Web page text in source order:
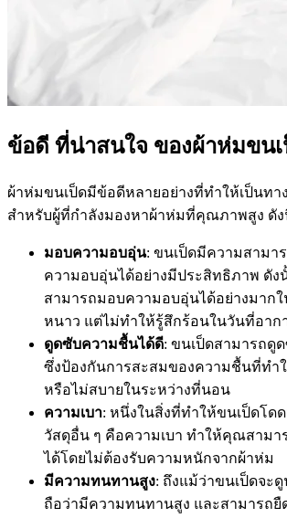
ข้อดี ที่น่าสนใจ ของผ้าห่มขน
ผ้าห่มขนเป็ดมีข้อดีหลายอย่างที่ทำให้เป็นทา
สำหรับผู้ที่กำลังมองหาผ้าห่มที่คุณภาพสูง ดั
มอบความอบอุ่น: ขนเป็ดมีความสามา
ความอบอุ่นได้อย่างมีประสิทธิภาพ ดัง
สามารถมอบความอบอุ่นได้อย่างมาก
หนาว แต่ไม่ทำให้รู้สึกร้อนในวันที่อาก
ดูดซับความชื้นได้ดี: ขนเป็ดสามารถดู
ซึ่งป้องกันการสะสมของความชื้นที่ท
หรือไม่สบายในระหว่างที่นอน
ความเบา: หนึ่งในสิ่งที่ทำให้ขนเป็ดโดด
วัสดุอื่น ๆ คือความเบา ทำให้คุณสาม
ได้โดยไม่ต้องรับความหนักจากผ้าห่ม
มีความทนทานสูง: ถึงแม้ว่าขนเป็ดจะ
ถือว่ามีความทนทานสูง และสามารถยื